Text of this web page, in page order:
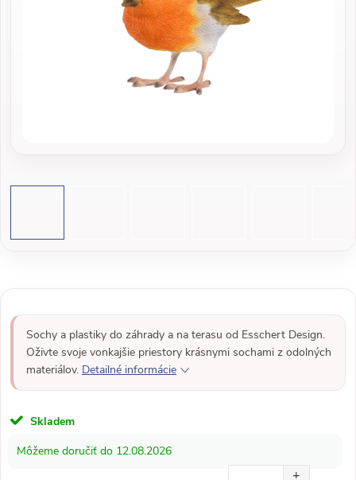
Sochy a plastiky do záhrady a na terasu od Esschert Design.
Oživte svoje vonkajšie priestory krásnymi sochami z odolných
materiálov. Detailné informácie
Skladem
12.08.2026